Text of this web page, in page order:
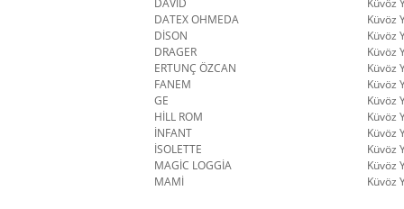
DAVİD
Küvöz
DATEX OHMEDA
Küvöz
DİSON
Küvöz
DRAGER
Küvöz
ERTUNÇ ÖZCAN
Küvöz
FANEM
Küvöz
GE
Küvöz
HİLL ROM
Küvöz
İNFANT
Küvöz
İSOLETTE
Küvöz
MAGİC LOGGİA
Küvöz
MAMİ
Küvöz